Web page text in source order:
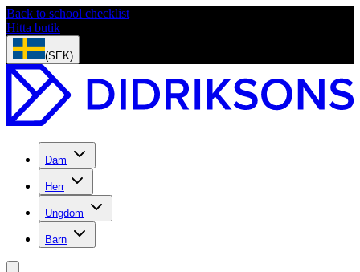
Back to school checklist
Hitta butik
(SEK)
Dam
Herr
Ungdom
Barn